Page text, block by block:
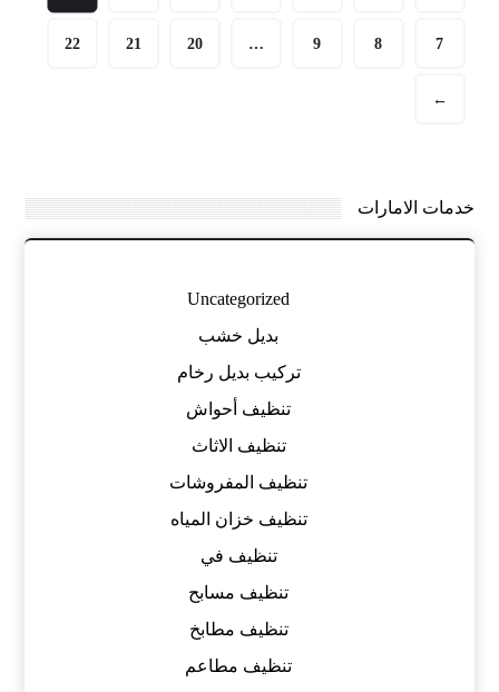
7
8
9
…
20
21
22
←
خدمات الامارات
Uncategorized
بديل خشب
تركيب بديل رخام
تنظيف أحواش
تنظيف الاثاث
تنظيف المفروشات
تنظيف خزان المياه
تنظيف في
تنظيف مسابح
تنظيف مطابخ
تنظيف مطاعم